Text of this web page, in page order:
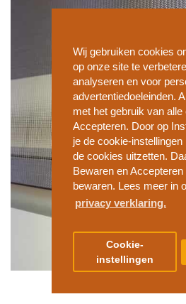
Wij gebruiken cookies
op onze site te
analyseren en voor
advertentiedoeleinden.
met het gebruik van
Accepteren. Door op
je de cookie-
de cookies uitzetten.
Bewaren en
bewaren. Lees meer in
privacy verklaring.
Cookie-
instellingen